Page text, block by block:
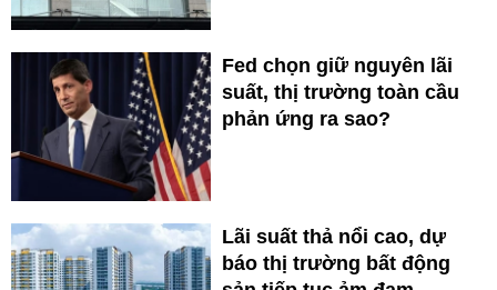
Fed chọn giữ nguyên lãi
suất, thị trường toàn cầu
phản ứng ra sao?
Lãi suất thả nổi cao, dự
báo thị trường bất động